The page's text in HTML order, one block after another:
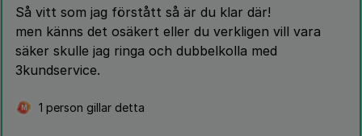
Så vitt som jag förstått så är du klar där!
men känns det osäkert eller du verkligen vill vara
säker skulle jag ringa och dubbelkolla med
3kundservice.
M 1 person gillar detta